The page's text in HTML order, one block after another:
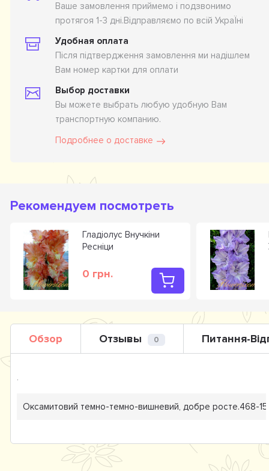
Ваше замовлення приймемо і подзвонимо
протягоя 1-3 дні.Відправляємо по всій УкраЇні
Удобная оплата
Після підтвердження замовлення ми надішлем
Вам номер картки для оплати
Выбор доставки
Вы можете выбрать любую удобную Вам
транспортную компанию.
Подробнее о доставке
Рекомендуем посмотреть
Гладiолус Внучкіни
Ресніци
0 грн.
Обзор Отзывы 0 Питання-
.
Оксамитовий темно-темно-вишневий, добре росте.468-